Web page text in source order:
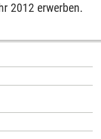
2012 erwerben.